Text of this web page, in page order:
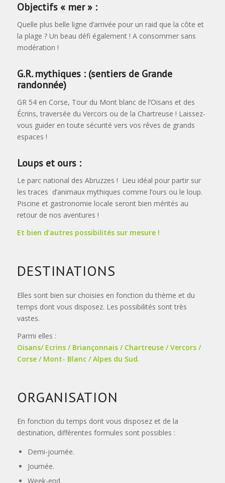
Objectifs « mer » :
Quelle plus belle ligne d’arrivée pour un raid que la côte et
la plage ? Un beau défi également ! A consommer sans
modération !
G.R. mythiques : (sentiers de Grande
randonnée)
GR 54 en Corse, Tour du Mont blanc de l’Oisans et des
Écrins, traversée du Vercors ou de la Chartreuse ! Laissez-
vous guider en toute sécurité vers vos rêves de grands
espaces !
Loups et ours :
Le parc national des Abruzzes ! Lieu idéal pour partir sur
les traces d’animaux mythiques comme l’ours ou le loup.
Piscine et gastronomie locale seront bien mérités au
retour de nos aventures !
Et bien d’autres possibilités sur mesure !
DESTINATIONS
Elles sont bien sur choisies en fonction du thème et du
temps dont vous disposez. Les possibilités sont très
vastes.
Parmi elles :
Oisans/ Ecrins / Briançonnais / Chartreuse / Vercors /
Corse / Mont- Blanc / Alpes du Sud.
ORGANISATION
En fonction du temps dont vous disposez et de la
destination, différentes formules sont possibles :
Demi-journée.
Journée.
Week-end.